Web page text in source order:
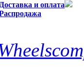
и оплата